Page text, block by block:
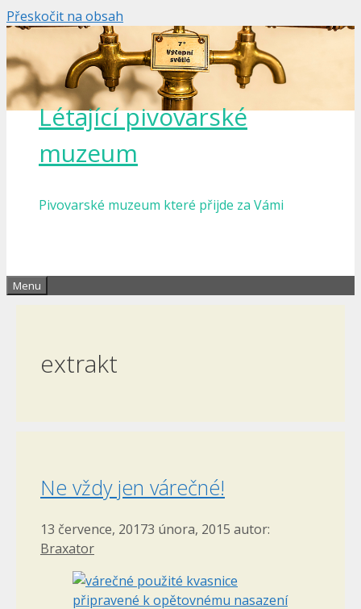
Přeskočit na obsah
Létající pivovarské
muzeum
Pivovarské muzeum které přijde za Vámi
Menu
extrakt
Ne vždy jen várečné!
13 července, 20173 února, 2015 autor:
Braxator